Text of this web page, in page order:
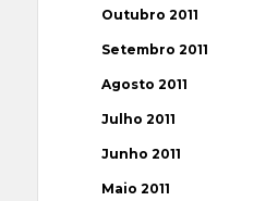
Outubro 2011
Setembro 2011
Agosto 2011
Julho 2011
Junho 2011
Maio 2011